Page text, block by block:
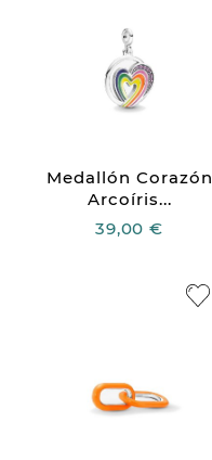
Medallón Corazón
Arcoíris...
39,00 €